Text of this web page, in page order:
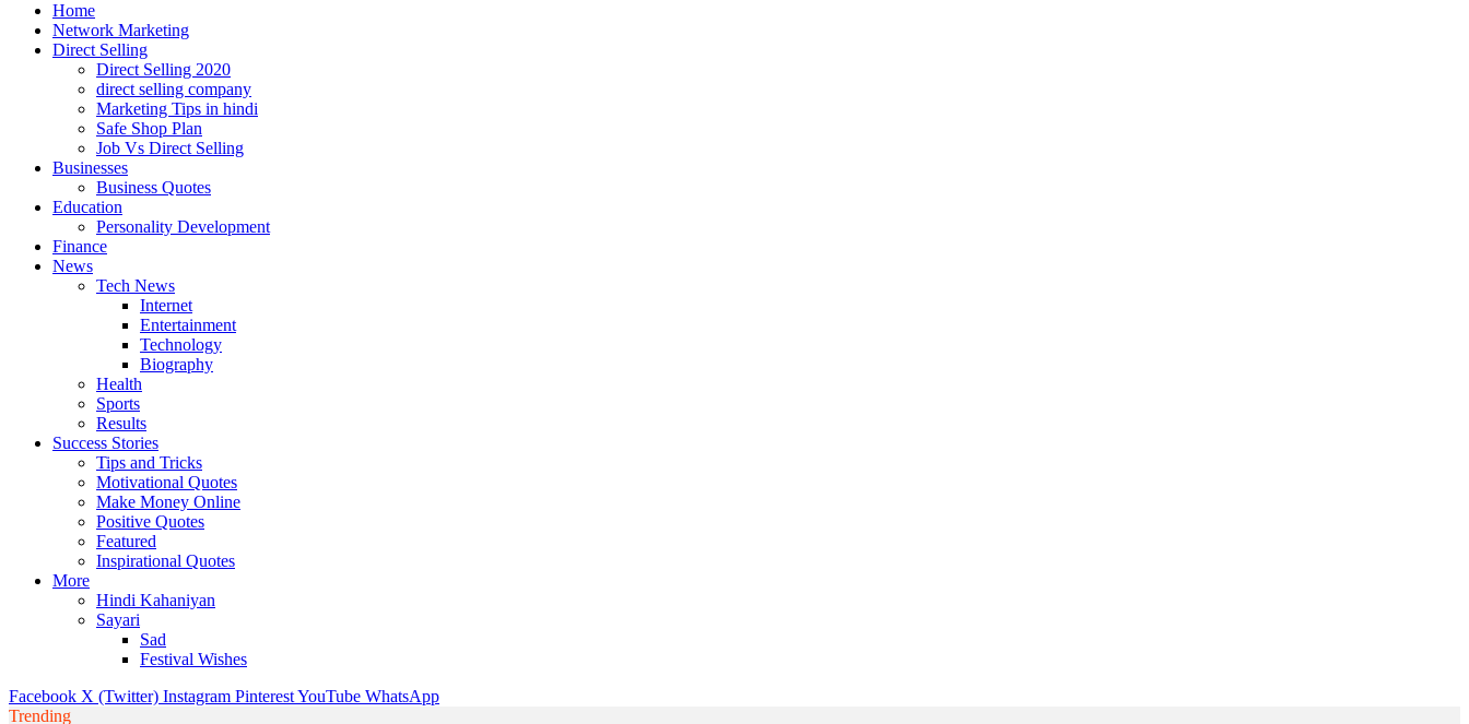
Home
Network Marketing
Direct Selling
Direct Selling 2020
direct selling company
Marketing Tips in hindi
Safe Shop Plan
Job Vs Direct Selling
Businesses
Business Quotes
Education
Personality Development
Finance
News
Tech News
Internet
Entertainment
Technology
Biography
Health
Sports
Results
Success Stories
Tips and Tricks
Motivational Quotes
Make Money Online
Positive Quotes
Featured
Inspirational Quotes
More
Hindi Kahaniyan
Sayari
Sad
Festival Wishes
Facebook X (Twitter) Instagram PinterestYouTube WhatsApp
Trending